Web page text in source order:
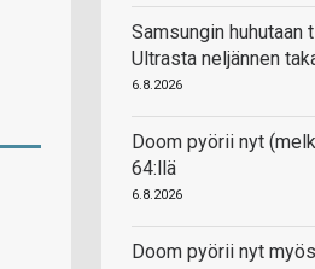
Samsungin huhutaan
Ultrasta neljännen
6.8.2026
Doom pyörii nyt
64:llä
6.8.2026
Doom pyörii nyt